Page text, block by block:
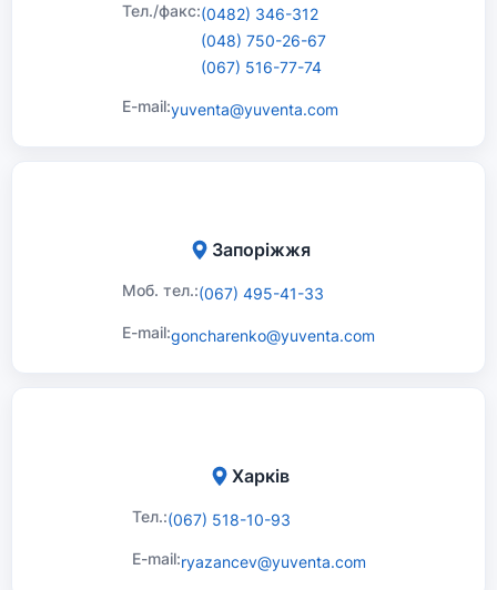
Тел./факс:(0482) 346-312
(048) 750-26-67
(067) 516-77-74
E-mail:yuventa@yuventa.com
Запоріжжя
Моб. тел.:(067) 495-41-33
E-mail:goncharenko@yuventa.com
Харків
Тел.:(067) 518-10-93
E-mail:ryazancev@yuventa.com